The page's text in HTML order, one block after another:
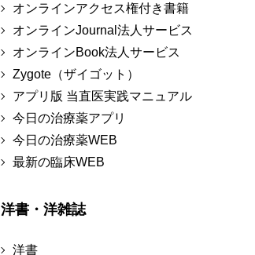
オンラインアクセス権付き書籍
オンラインJournal法人サービス
オンラインBook法人サービス
Zygote（ザイゴット）
アプリ版 当直医実践マニュアル
今日の治療薬アプリ
今日の治療薬WEB
最新の臨床WEB
洋書・洋雑誌
洋書